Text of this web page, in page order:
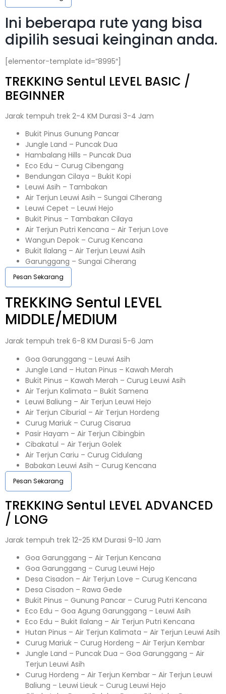
Ini beberapa rute yang bisa
dipilih sesuai keinginan anda.
[elementor-template id=”8995″]
TREKKING Sentul LEVEL BASIC /
BEGINNER
Jarak tempuh trek 2-4 KM Durasi 3-4 Jam
Bukit Pinus Gunung Pancar
Jungle Land – Puncak Dua
Hambalang Hills – Puncak Dua
Eco Edu – Curug Cibengang
Bendungan Cilaya – Bukit Kopi
Leuwi Asih – Tambakan
Air Terjun Leuwi Asih – Sungai CIherang
Leuwi Cepet – Leuwi Hejo
Bukit Pinus – Tambakan Cilaya
Air Terjun Putri Kencana – Air Terjun Love
Wangun Depok – Curug Kencana
Bukit Ilalang – Air Terjun Leuwi Asih
Garunggang – Sungai Ciherang
Pesan Sekarang
TREKKING Sentul LEVEL
MIDDLE/MEDIUM
Jarak tempuh trek 6-8 KM Durasi 5-6 Jam
Goa Garunggang – Leuwi Asih
Jungle Land – Hutan Pinus – Kawah Merah
Bukit Pinus – Kawah Merah – Curug Leuwi Asih
Air Terjun Kalimata – Bukit Samena
Leuwi Baliung – Air Terjun Leuwi Hejo
Air Terjun Ciburial – Air Terjun Hordeng
Curug Mariuk – Curug Cisarua
Pasir Hayam – Air Terjun Cibingbin
Cibakatul – Air Terjun Golek
Air Terjun Cariu – Curug Cidulang
Babakan Leuwi Asih – Curug Kencana
Pesan Sekarang
TREKKING Sentul LEVEL ADVANCED
/ LONG
Jarak tempuh trek 12-25 KM Durasi 9-10 Jam
Goa Garunggang – Air Terjun Kencana
Goa Garunggang – Curug Leuwi Hejo
Desa Cisadon – Air Terjun Love – Curug Kencana
Desa Cisadon – Rawa Gede
Bukit Pinus – Gunung Pancar – Curug Putri Kencana
Eco Edu – Goa Agung Garunggang – Leuwi Asih
Eco Edu – Bukit Ilalang – Air Terjun Putri Kencana
Hutan Pinus – Air Terjun Kalimata – Air Terjun Leuwi Asih
Curug Mariuk – Curug Hordeng – Air Terjun Kembar
Jungle Land – Puncak Dua – Goa Garunggang – Air
Terjun Leuwi Asih
Curug Hordeng – Air Terjun Kembar – Air Terjun Leuwi
Baliung – Leuwi Lieuk – Curug Leuwi Hejo